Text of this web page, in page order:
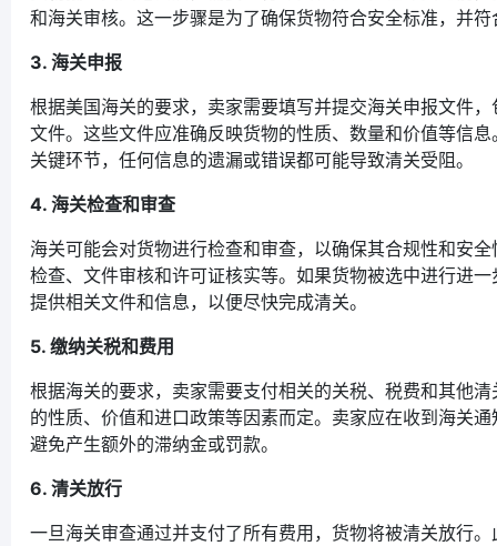
和海关审核。这一步骤是为了确保货物符合安全标准，并
3. 海关申报
根据美国海关的要求，卖家需要填写并提交海关申报文件
文件。这些文件应准确反映货物的性质、数量和价值等信
关键环节，任何信息的遗漏或错误都可能导致清关受阻。
4. 海关检查和审查
海关可能会对货物进行检查和审查，以确保其合规性和安
检查、文件审核和许可证核实等。如果货物被选中进行进
提供相关文件和信息，以便尽快完成清关。
5. 缴纳关税和费用
根据海关的要求，卖家需要支付相关的关税、税费和其他
的性质、价值和进口政策等因素而定。卖家应在收到海关
避免产生额外的滞纳金或罚款。
6. 清关放行
一旦海关审查通过并支付了所有费用，货物将被清关放行